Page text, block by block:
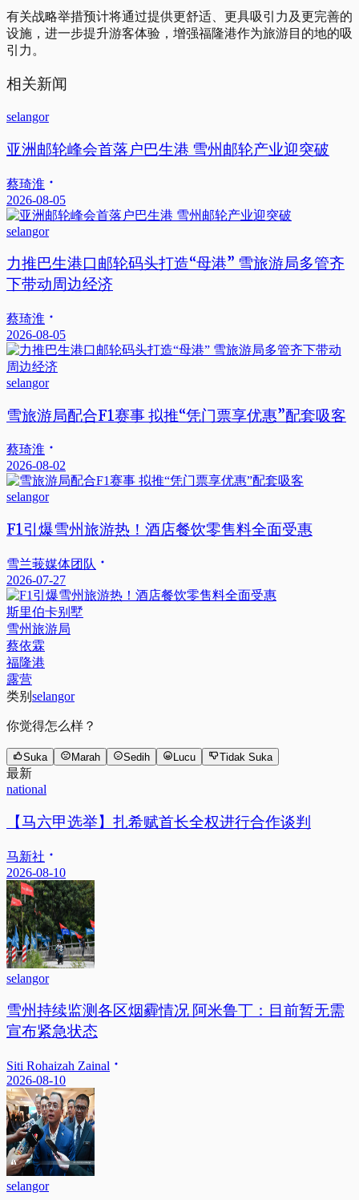
有关战略举措预计将通过提供更舒适、更具吸引力及更完善的
设施，进一步提升游客体验，增强福隆港作为旅游目的地的吸
引力。
相关新闻
selangor
亚洲邮轮峰会首落户巴生港 雪州邮轮产业迎突破
蔡琦淮
2026-08-05
selangor
力推巴生港口邮轮码头打造“母港” 雪旅游局多管齐
下带动周边经济
蔡琦淮
2026-08-05
selangor
雪旅游局配合F1赛事 拟推“凭门票享优惠”配套吸客
蔡琦淮
2026-08-02
selangor
F1引爆雪州旅游热！酒店餐饮零售料全面受惠
雪兰莪媒体团队
2026-07-27
斯里伯卡别墅
雪州旅游局
蔡依霖
福隆港
露营
类别 selangor
你觉得怎么样？
Suka Marah Sedih Lucu Tidak Suka
最新
national
【马六甲选举】扎希赋首长全权进行合作谈判
马新社
2026-08-10
selangor
雪州持续监测各区烟霾情况 阿米鲁丁：目前暂无需
宣布紧急状态
Siti Rohaizah Zainal
2026-08-10
selangor